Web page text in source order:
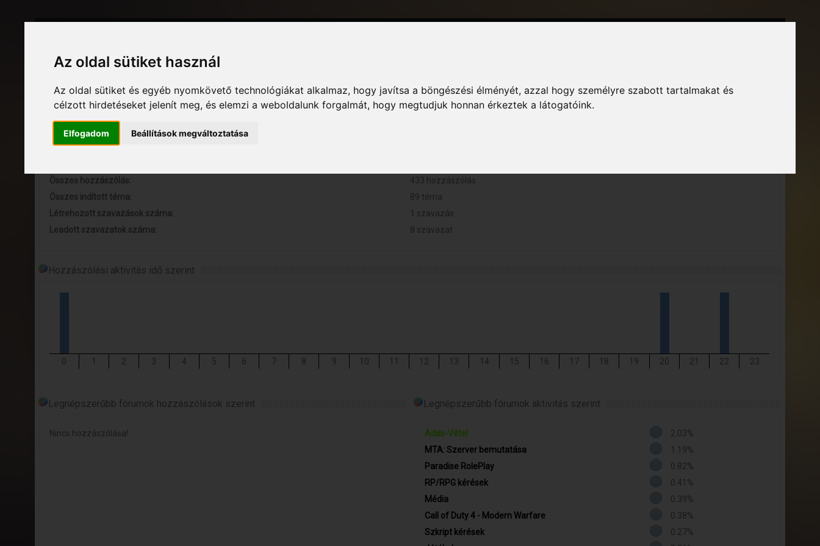
Az oldal sütiket használ
Az oldal sütiket és egyéb nyomkövető technológiákat alkalmaz, hogy javítsa a böngészési élményét, azzal hogy személyre szabott tartalmakat és
célzott hirdetéseket jelenít meg, és elemzi a weboldalunk forgalmát, hogy megtudjuk honnan érkeztek a látogatóink.
Elfogadom Beállítások megváltoztatása
Friss hírek Információ GTA Közösség – Megszokott arculattal.
Általános statisztikák - petya
Összes hozzászólás:
433 hozzászólás
Összes indított téma:
89 téma
Létrehozott szavazások száma:
1 szavazás
Leadott szavazatok száma:
8 szavazat
Hozzászólási aktivitás idő szerint
0 1 2 3 4 5 6 7 8 9 10 11 12 13 14 15 16 17 18 19 20 21 22 23
Legnépszerűbb fórumok hozzászólások szerint
Nincs hozzászólása!
Legnépszerűbb fórumok aktivitás szerint
Adás-Vétel
2.03%
MTA: Szerver bemutatása
1.19%
Paradise RolePlay
0.82%
RP/RPG kérések
0.41%
Média
0.39%
Call of Duty 4 - Modern Warfare
0.38%
Szkript kérések
0.27%